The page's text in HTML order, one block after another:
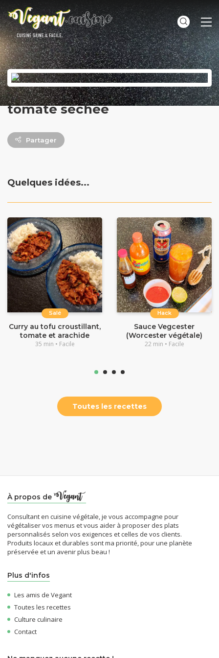
tomate séchée
Partager
Quelques idées...
Salé
Curry au tofu croustillant,
tomate et arachide
35 min • Facile
Hack
Sauce Vegcester
(Worcester végétale)
22 min • Facile
Toutes les recettes
À propos de
Consultant en cuisine végétale, je vous accompagne pour
végétaliser vos menus et vous aider à proposer des plats
personnalisés selon vos exigences et celles de vos clients.
Produits locaux et durables sont ma priorité, pour une planète
préservée et un avenir plus beau !
Plus d'infos
Les amis de Vegant
Toutes les recettes
Culture culinaire
Contact